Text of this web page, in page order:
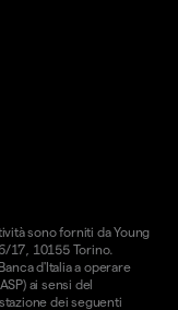
sono forniti da Young
17, 10155 Torino.
d'Italia a operare
ai sensi del
dei seguenti